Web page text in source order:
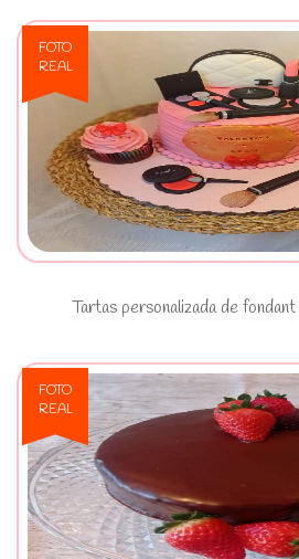
FOTO
REAL
Ver Tartas
fondant Set de
Tartas personalizada de
FOTO
REAL